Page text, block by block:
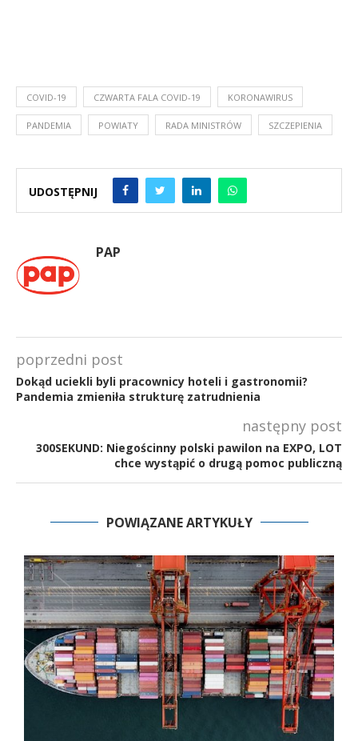
COVID-19 CZWARTA FALA COVID-19 KORONAWIRUS
PANDEMIA POWIATY RADA MINISTRÓW SZCZEPIENIA
UDOSTĘPNIJ
PAP
poprzedni post
Dokąd uciekli byli pracownicy hoteli i gastronomii?
Pandemia zmieniła strukturę zatrudnienia
następny post
300SEKUND: Niegościnny polski pawilon na EXPO, LOT
chce wystąpić o drugą pomoc publiczną
POWIĄZANE ARTYKUŁY